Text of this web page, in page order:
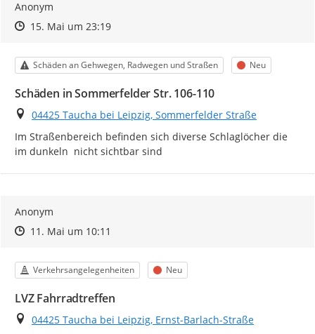
Anonym
Zeitpunkt des Erstellens
Zeitpunkt des Erstellens
15. Mai um 23:19Zur Äußerung
Kategorie
Schäden an Gehwegen, Radwegen und Straßen Status
Neu
Schäden in Sommerfelder Str. 106-110
Ort
04425 Taucha bei Leipzig, Sommerfelder Straße
Im Straßenbereich befinden sich diverse Schlaglöcher die
im dunkeln  nicht sichtbar sind
Anonym
Zeitpunkt des Erstellens
Zeitpunkt des Erstellens
11. Mai um 10:11
Kategorie
Verkehrsangelegenheiten Status
Neu
LVZ Fahrradtreffen
Ort
04425 Taucha bei Leipzig, Ernst-Barlach-Straße